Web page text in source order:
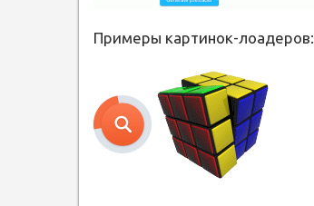
Примеры картинок-лоадеров: